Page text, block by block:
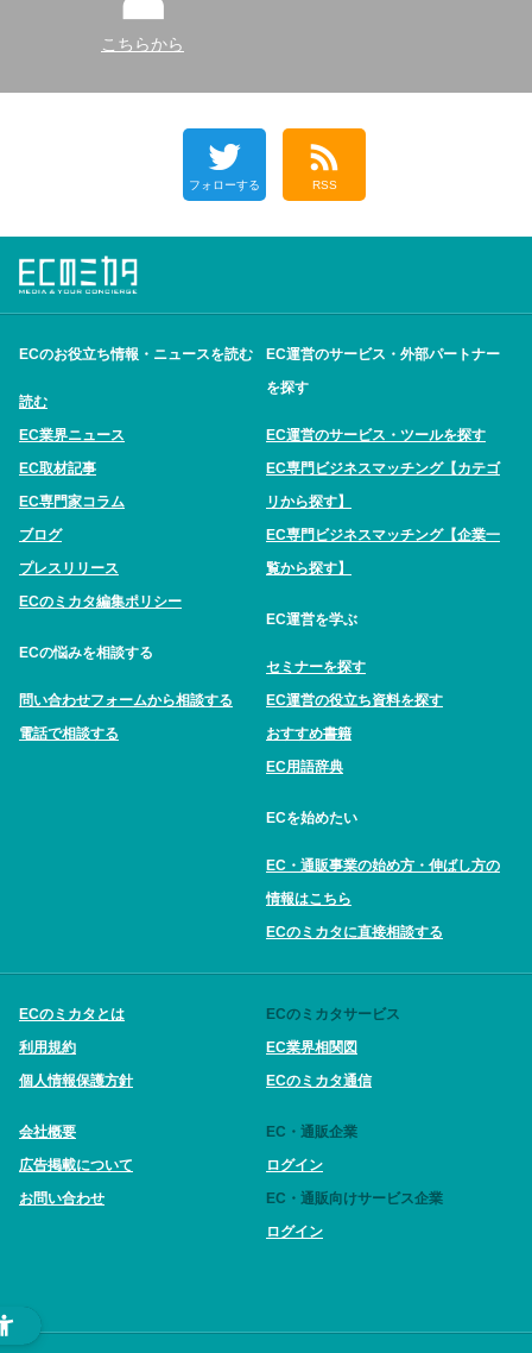
こちらから
フォローする RSS
ECのお役立ち情報・ニュースを読む
読む
EC業界ニュース
EC取材記事
EC専門家コラム
ブログ
プレスリリース
ECのミカタ編集ポリシー
ECの悩みを相談する
問い合わせフォームから相談する
電話で相談する
EC運営のサービス・外部パートナー
を探す
EC運営のサービス・ツールを探す
EC専門ビジネスマッチング【カテゴ
リから探す】
EC専門ビジネスマッチング【企業一
覧から探す】
EC運営を学ぶ
セミナーを探す
EC運営の役立ち資料を探す
おすすめ書籍
EC用語辞典
ECを始めたい
EC・通販事業の始め方・伸ばし方の
情報はこちら
ECのミカタに直接相談する
ECのミカタとは
利用規約
個人情報保護方針
会社概要
広告掲載について
お問い合わせ
ECのミカタサービス
EC業界相関図
ECのミカタ通信
EC・通販企業
ログイン
EC・通販向けサービス企業
ログイン